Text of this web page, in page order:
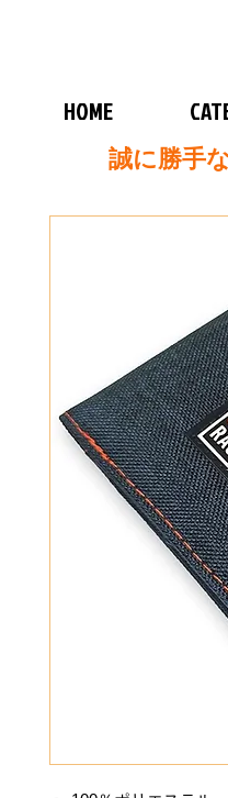
HOME
誠に勝手